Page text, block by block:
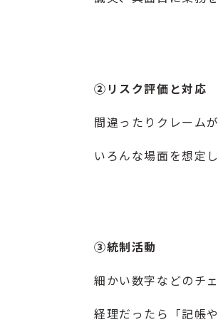
②リスク評価と対応
間違ったりクレーム
いろんな場面を想定
③統制活動
細かい数字などのチ
経理だったら「記帳